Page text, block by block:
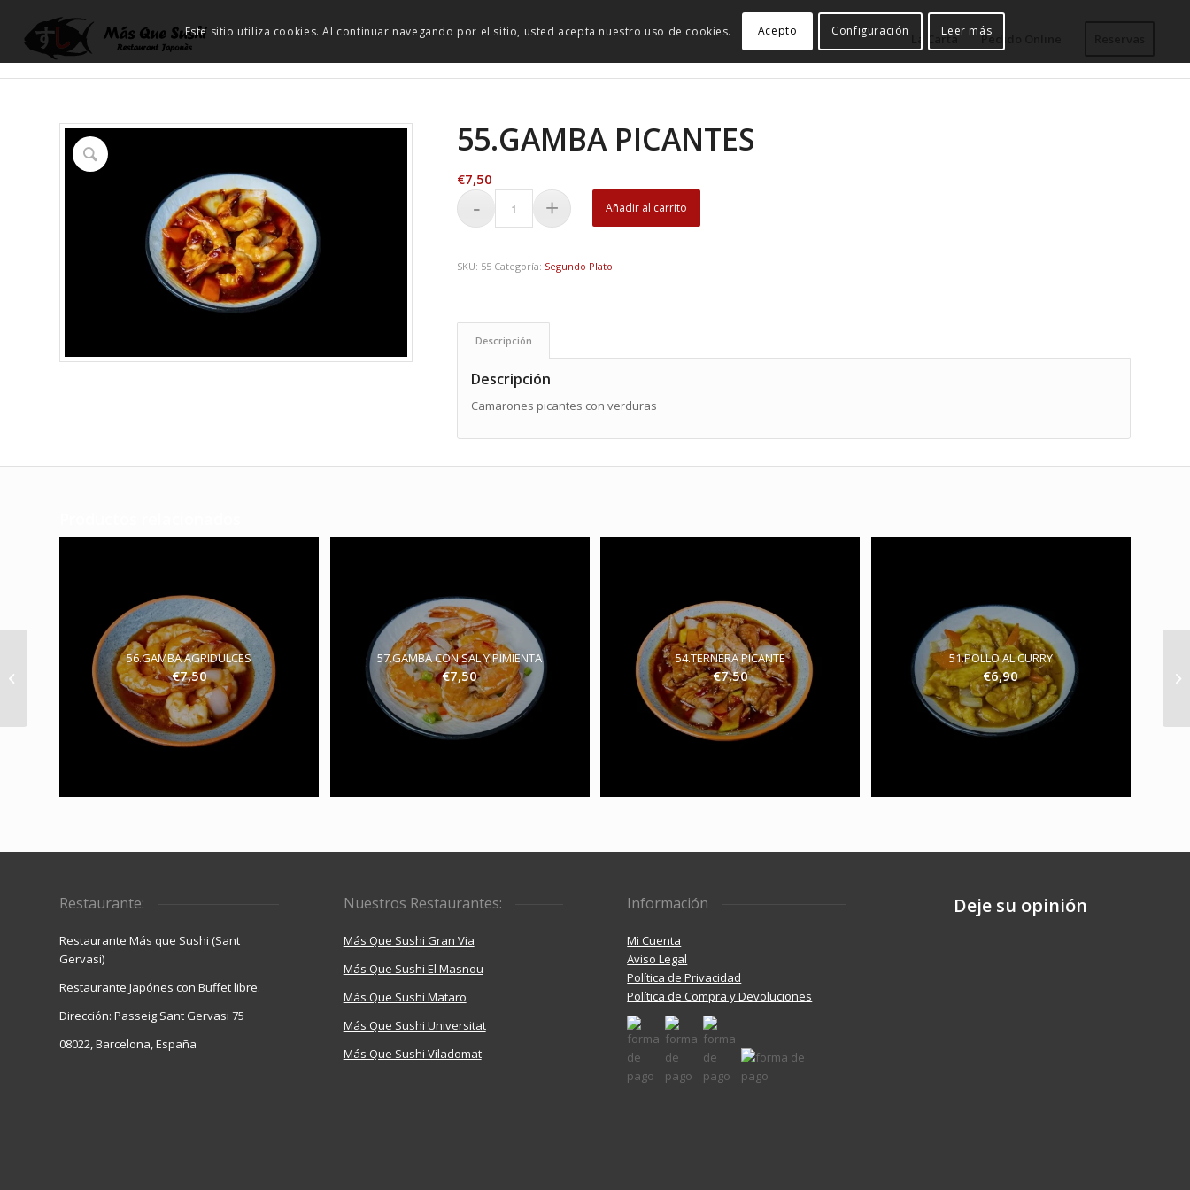
La Carta Pedido Online
55.GAMBA PICANTES
€7,50
Añadir al carrito
SKU: 55 Categoría: Segundo Plato
Descripción
Descripción
Camarones picantes con verduras
56.GAMBA AGRIDULCES
€7,50
57.GAMBA CON SAL Y PIMIENTA
€7,50
54.TERNERA PICANTE
€7,50
51.POLLO AL CURRY
€6,90
Restaurante:
Restaurante Más que Sushi (Sant
Gervasi)
Restaurante Japónes con Buffet libre.
Dirección: Passeig Sant Gervasi 75
08022, Barcelona, España
Nuestros Restaurantes:
Más Que Sushi Gran Via
Más Que Sushi El Masnou
Más Que Sushi Mataro
Más Que Sushi Universitat
Más Que Sushi Viladomat
Información
Mi Cuenta
Aviso Legal
Política de Privacidad
Política de Compra y Devoluciones
Deje su opinión
54.TERNERA PICANTE
Este sitio utiliza cookies. Al continuar navegando por el sitio, usted acepta nuestro uso de cookies. Acepto Configuración Leer más